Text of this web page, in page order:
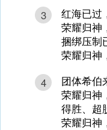
3
红海已过
荣耀归神
捆绑压制
荣耀归神
4
团体希伯
荣耀归神
得胜、超
荣耀归神